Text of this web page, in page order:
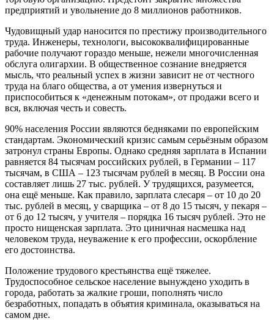
предприятий и увольнение до 8 миллионов работников.
Чудовищный удар наносится по престижу производительного
труда. Инженеры, технологи, высококвалифицированные
рабочие получают гораздо меньше, нежели многочисленная
обслуга олигархии. В общественное сознание внедряется
мысль, что реальный успех в жизни зависит не от честного
труда на благо общества, а от умения извернуться и
приспособиться к «денежным потокам», от продажи всего и
вся, включая честь и совесть.
90% населения России являются бедняками по европейским
стандартам. Экономический кризис самым серьёзным образом
затронул страны Европы. Однако средняя зарплата в Испании
равняется 84 тысячам российских рублей, в Германии – 117
тысячам, в США – 123 тысячам рублей в месяц. В России она
составляет лишь 27 тыс. рублей. У трудящихся, разумеется,
она ещё меньше. Как правило, зарплата слесаря – от 10 до 20
тыс. рублей в месяц, у сварщика – от 8 до 15 тысяч, у пекаря –
от 6 до 12 тысяч, у учителя – порядка 16 тысяч рублей. Это не
просто нищенская зарплата. Это циничная насмешка над
человеком труда, неуважение к его профессии, оскорбление
его достоинства.
Положение трудового крестьянства ещё тяжелее.
Трудоспособное сельское население вынуждено уходить в
города, работать за жалкие гроши, пополнять число
безработных, попадать в объятия криминала, оказываться на
самом дне.